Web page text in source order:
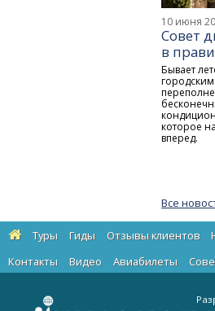
10 июня
Совет
в
Бывает
которое
вперед.
Все
Туры Гиды Отзывы клиентов
Контакты
Видео Авиабилеты